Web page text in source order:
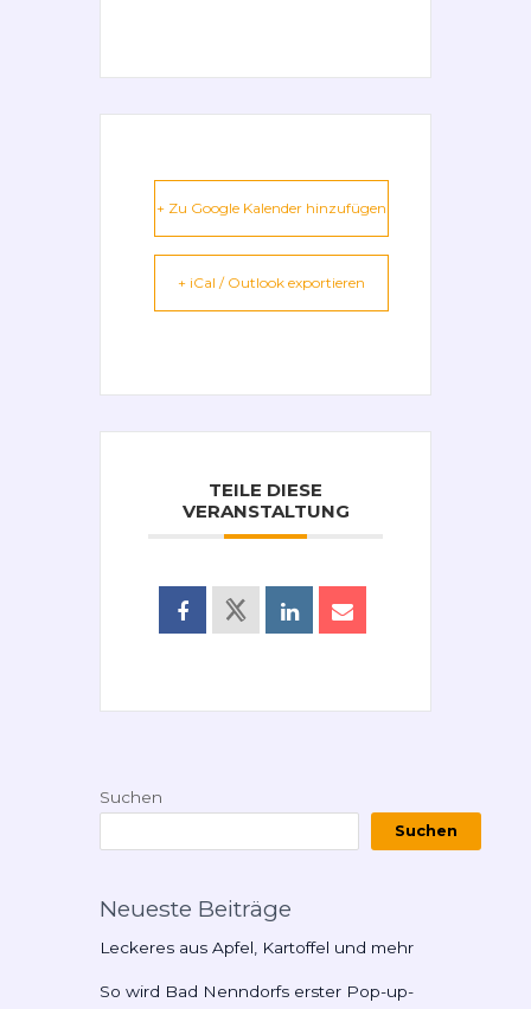
+ Zu Google Kalender hinzufügen
+ iCal / Outlook exportieren
TEILE DIESE
VERANSTALTUNG
Suchen
Suchen
Neueste Beiträge
Leckeres aus Apfel, Kartoffel und mehr
So wird Bad Nenndorfs erster Pop-up-